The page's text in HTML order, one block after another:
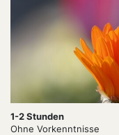
Dauer:
1-2 Stunden
Level
Ohne Vorkenntnisse